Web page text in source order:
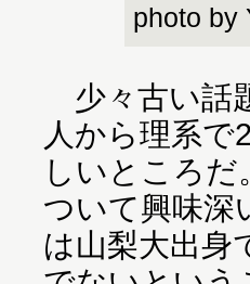
photo by
少々古い話
人から理系
しいところ
ついて興味深
は山梨大出身